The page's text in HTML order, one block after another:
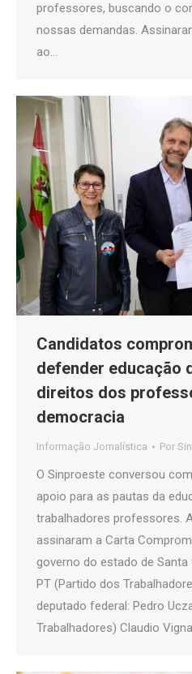
professores, buscando o
nossas demandas.
ao…
Candidatos
defender educação
direitos dos
democracia
Informação Jornalística Por
O Sinproeste conversou
apoio para as pautas da
trabalhadores professores.
assinaram a Carta
governo do estado de Santa
PT (Partido dos
deputado federal: Pedro
Trabalhadores) Claudio